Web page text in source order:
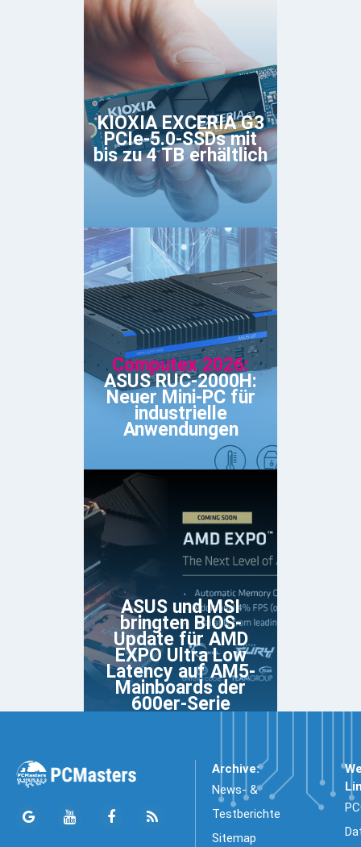
KIOXIA EXCERIA G3
PCIe-5.0-SSDs mit
bis zu 4 TB erhältlich
Computex 2026:
ASUS RUC-2000H:
Neuer Mini-PC für
industrielle
Anwendungen
ASUS und MSI
bringten BIOS-
Update für AMD
EXPO Ultra Low
Latency auf AM5-
Mainboards der
600er-Serie
Archive:
News- &
Testberichte
Sitemap